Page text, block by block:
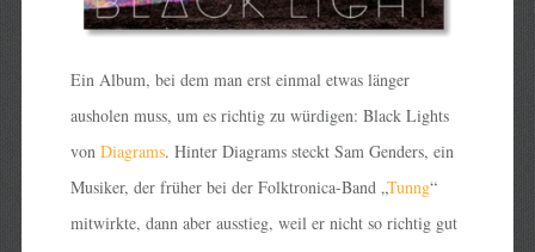
Ein Album, bei dem man erst einmal etwas länger
ausholen muss, um es richtig zu würdigen: Black Lights
von Diagrams. Hinter Diagrams steckt Sam Genders, ein
Musiker, der früher bei der Folktronica-Band „Tunng“
mitwirkte, dann aber ausstieg, weil er nicht so richtig gut